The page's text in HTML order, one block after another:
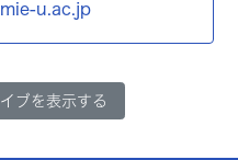
u.ac.jp
ブを表示する